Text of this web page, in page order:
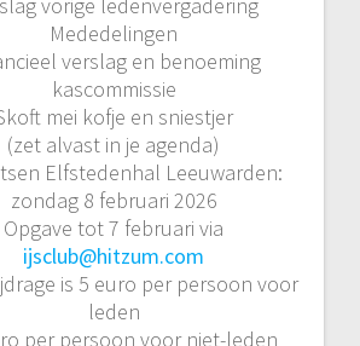
Mededelingen
verslag en benoeming
kascommissie
mei kofje en sniestjer
(zet alvast in je agenda)
Elfstedenhal Leeuwarden:
zondag 8 februari 2026
Opgave tot 7 februari via
ijsclub@hitzum.com
is 5 euro per persoon voor
leden
per persoon voor niet-leden